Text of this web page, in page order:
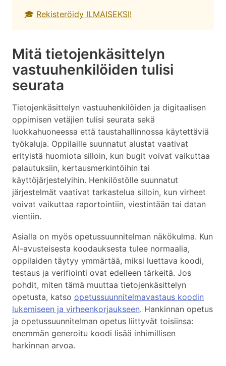
🎓 Rekisteröidy ILMAISEKSI!
Mitä tietojenkäsittelyn
vastuuhenkilöiden tulisi
seurata
Tietojenkäsittelyn vastuuhenkilöiden ja digitaalisen
oppimisen vetäjien tulisi seurata sekä
luokkahuoneessa että taustahallinnossa käytettäviä
työkaluja. Oppilaille suunnatut alustat vaativat
erityistä huomiota silloin, kun bugit voivat vaikuttaa
palautuksiin, kertausmerkintöihin tai
käyttöjärjestelyihin. Henkilöstölle suunnatut
järjestelmät vaativat tarkastelua silloin, kun virheet
voivat vaikuttaa raportointiin, viestintään tai datan
vientiin.
Asialla on myös opetussuunnitelman näkökulma. Kun
AI-avusteisesta koodauksesta tulee normaalia,
oppilaiden täytyy ymmärtää, miksi luettava koodi,
testaus ja verifiointi ovat edelleen tärkeitä. Jos
pohdit, miten tämä muuttaa tietojenkäsittelyn
opetusta, katso opetussuunnitelmavastaus koodin
lukemiseen ja virheenkorjaukseen. Hankinnan opetus
ja opetussuunnitelman opetus liittyvät toisiinsa:
enemmän generoitu koodi lisää inhimillisen
harkinnan arvoa.